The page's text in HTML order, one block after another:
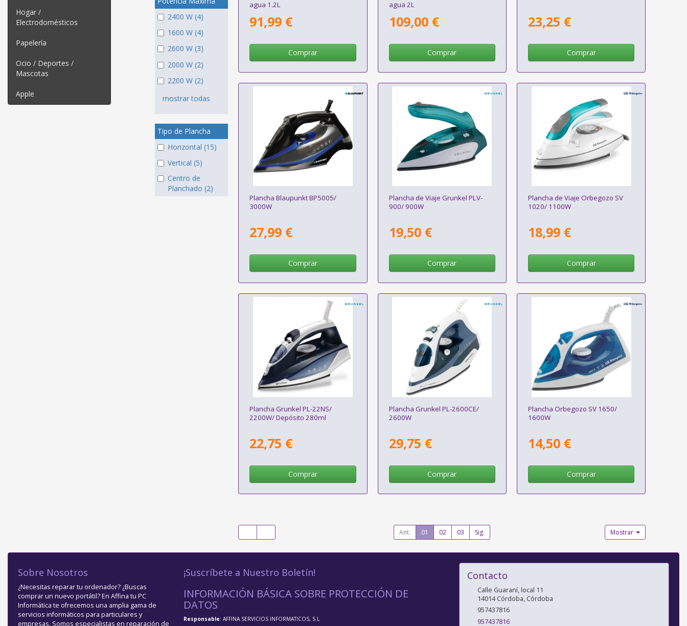
Hogar /
Electrodomésticos
Papelería
Ocio / Deportes /
Mascotas
Apple
2400 W (4)
1600 W (4)
2600 W (3)
2000 W (2)
2200 W (2)
mostrar todas
Tipo de Plancha
Horizontal (15)
Vertical (5)
Centro de
Planchado (2)
agua 1.2L
91,99 €
Comprar
agua 2L
109,00 €
Comprar
23,25 €
Comprar
Plancha Blaupunkt BP5005/
3000W
27,99 €
Comprar
Plancha de Viaje Grunkel PLV-
900/ 900W
19,50 €
Comprar
Plancha de Viaje Orbegozo SV
1020/ 1100W
18,99 €
Comprar
Plancha Grunkel PL-22NS/
2200W/ Depósito 280ml
22,75 €
Comprar
Plancha Grunkel PL-2600CE/
2600W
29,75 €
Comprar
Plancha Orbegozo SV 1650/
1600W
14,50 €
Comprar
Ant. 01 02 03 Sig. Mostrar
Sobre Nosotros
¿Necesitas reparar tu ordenador? ¿Buscas
comprar un nuevo portátil? En Affina tu PC
Informática te ofrecemos una amplia gama de
servicios informáticos para particulares y
empresas. Somos especialistas en reparación de
¡Suscríbete a Nuestro Boletín!
INFORMACIÓN BÁSICA SOBRE PROTECCIÓN DE
DATOS
Responsable: AFFINA SERVICIOS INFORMATICOS, S.L
Contacto
Calle Guaraní, local 11
14014 Córdoba, Córdoba
957437816
957437816